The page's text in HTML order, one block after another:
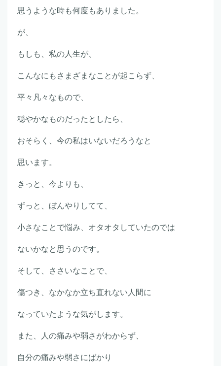
思うような時も何度もありました。
が、
もしも、私の人生が、
こんなにもさまざまなことが起こらず、
平々凡々なもので、
穏やかなものだったとしたら、
おそらく、今の私はいないだろうなと
思います。
きっと、今よりも、
ずっと、ぼんやりしてて、
小さなことで悩み、オタオタしていたのでは
ないかなと思うのです。
そして、ささいなことで、
傷つき、なかなか立ち直れない人間に
なっていたような気がします。
また、人の痛みや弱さがわからず、
自分の痛みや弱さにばかり